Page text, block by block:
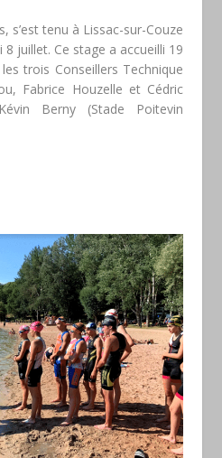
s’est tenu à Lissac-sur-Couze
juillet. Ce stage a accueilli 19
trois Conseillers Technique
Fabrice Houzelle et Cédric
Berny (Stade Poitevin